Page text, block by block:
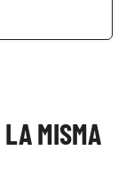
LA MISMA